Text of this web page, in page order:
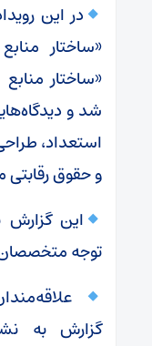
در این
«ساختار
«ساختار
شد و
استعداد،
و حقوق
این گزارش
توجه متخصصان